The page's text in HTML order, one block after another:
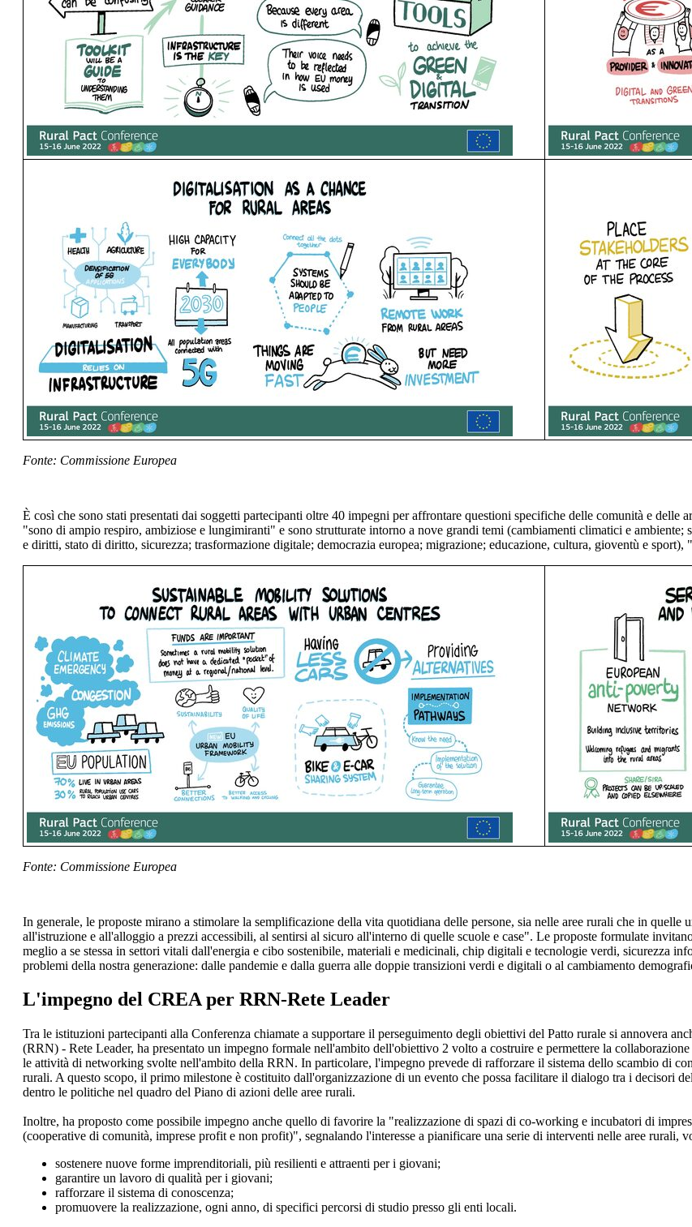
Fonte: Commissione Europea
È così che sono stati presentati dai soggetti partecipanti oltre 40 impegni per affrontare questioni specifiche delle comunità e delle
"sono di ampio respiro, ambiziose e lungimiranti" e sono strutturate intorno a nove grandi temi (cambiamenti climatici e
e diritti, stato di diritto, sicurezza; trasformazione digitale; democrazia europea; migrazione; educazione, cultura, gioventù e
Fonte: Commissione Europea
In generale, le proposte mirano a stimolare la semplificazione della vita quotidiana delle persone, sia nelle aree rurali che in quelle
all'istruzione e all'alloggio a prezzi accessibili, al sentirsi al sicuro all'interno di quelle scuole e case". Le proposte formulate
meglio a se stessa in settori vitali dall'energia e cibo sostenibile, materiali e medicinali, chip digitali e tecnologie verdi, sicurezza
problemi della nostra generazione: dalle pandemie e dalla guerra alle doppie transizioni verdi e digitali o al cambiamento
L'impegno del CREA per RRN-Rete Leader
Tra le istituzioni partecipanti alla Conferenza chiamate a supportare il perseguimento degli obiettivi del Patto rurale si annovera
(RRN) - Rete Leader, ha presentato un impegno formale nell'ambito dell'obiettivo 2 volto a costruire e permettere la
le attività di networking svolte nell'ambito della RRN. In particolare, l'impegno prevede di rafforzare il sistema dello scambio di
rurali. A questo scopo, il primo milestone è costituito dall'organizzazione di un evento che possa facilitare il dialogo tra i decisori
dentro le politiche nel quadro del Piano di azioni delle aree rurali.
Inoltre, ha proposto come possibile impegno anche quello di favorire la "realizzazione di spazi di co-working e incubatori di
(cooperative di comunità, imprese profit e non profit)", segnalando l'interesse a pianificare una serie di interventi nelle aree rurali,
sostenere nuove forme imprenditoriali, più resilienti e attraenti per i giovani;
garantire un lavoro di qualità per i giovani;
rafforzare il sistema di conoscenza;
promuovere la realizzazione, ogni anno, di specifici percorsi di studio presso gli enti locali.